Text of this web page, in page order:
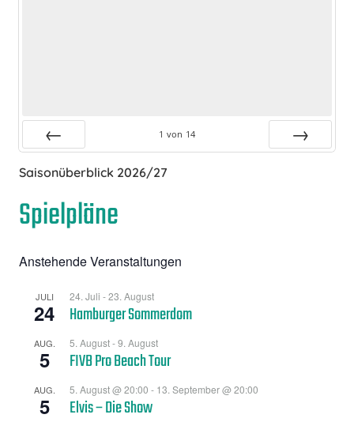
1 von 14
Saisonüberblick 2026/27
Spielpläne
Anstehende Veranstaltungen
JULI
24
24. Juli -23. August
Hamburger Sommerdom
AUG.
5
5. August-9. August
FIVB Pro Beach Tour
AUG.
5
5. August @ 20:00 - 13. September @ 20:00
Elvis – Die Show